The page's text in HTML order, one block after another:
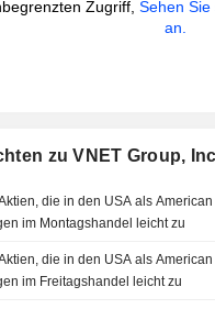
Zugriff,Sehen
an.
zu VNET Group,
die in den USA als
im Montagshandel leicht zu
die in den USA als
im Freitagshandel leicht zu